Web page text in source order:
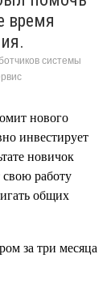
время
системы
нового
инвестирует
новичок
свою работу
общих